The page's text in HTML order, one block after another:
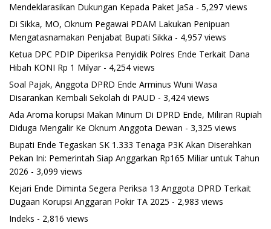
Mendeklarasikan Dukungan Kepada Paket JaSa - 5,297 views
Di Sikka, MO, Oknum Pegawai PDAM Lakukan Penipuan
Mengatasnamakan Penjabat Bupati Sikka - 4,957 views
Ketua DPC PDIP Diperiksa Penyidik Polres Ende Terkait Dana
Hibah KONI Rp 1 Milyar- 4,254 views
Soal Pajak, Anggota DPRD Ende Arminus Wuni Wasa
Disarankan Kembali Sekolah di PAUD - 3,424 views
Ada Aroma korupsi Makan Minum Di DPRD Ende, Miliran Rupiah
Diduga Mengalir Ke Oknum Anggota Dewan - 3,325 views
Bupati Ende Tegaskan SK 1.333 Tenaga P3K Akan Diserahkan
Pekan Ini: Pemerintah Siap Anggarkan Rp165 Miliar untuk Tahun
2026 - 3,099 views
Kejari Ende Diminta Segera Periksa 13 Anggota DPRD Terkait
Dugaan Korupsi Anggaran Pokir TA 2025 - 2,983 views
Indeks - 2,816 views